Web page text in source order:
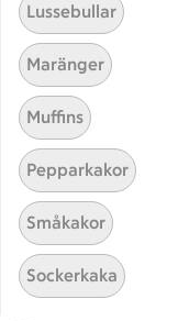
Här hittar du
Lussebullar
Maränger
Muffins
Pepparkakor
Småkakor
Sockerkaka